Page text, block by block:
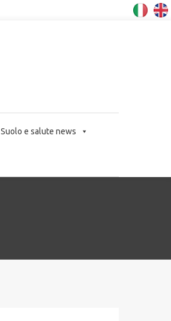
Suolo e salute news